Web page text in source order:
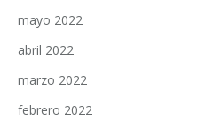
mayo 2022
abril 2022
marzo 2022
febrero 2022